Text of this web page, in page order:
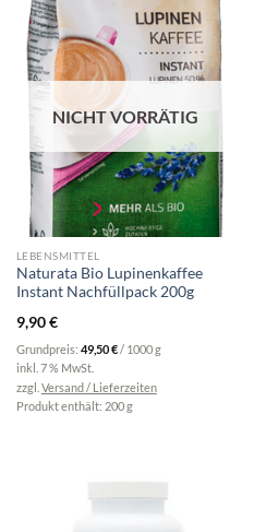
NICHT VORRÄTIG
LEBENSMITTEL
Naturata Bio Lupinenkaffee
Instant Nachfüllpack 200g
9,90€
Grundpreis: 49,50€/ 1000g
inkl. 7 % MwSt.
zzgl. Versand / Lieferzeiten
Produkt enthält: 200g